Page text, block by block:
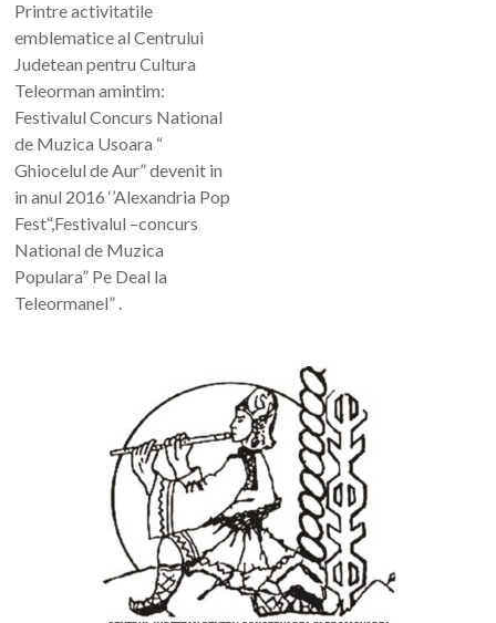
Printre activitatile
emblematice al Centrului
Judetean pentru Cultura
Teleorman amintim:
Festivalul Concurs National
de Muzica Usoara “
Ghiocelul de Aur” devenit in
in anul 2016 ‘’Alexandria Pop
Fest“,Festivalul –concurs
National de Muzica
Populara” Pe Deal la
Teleormanel” .